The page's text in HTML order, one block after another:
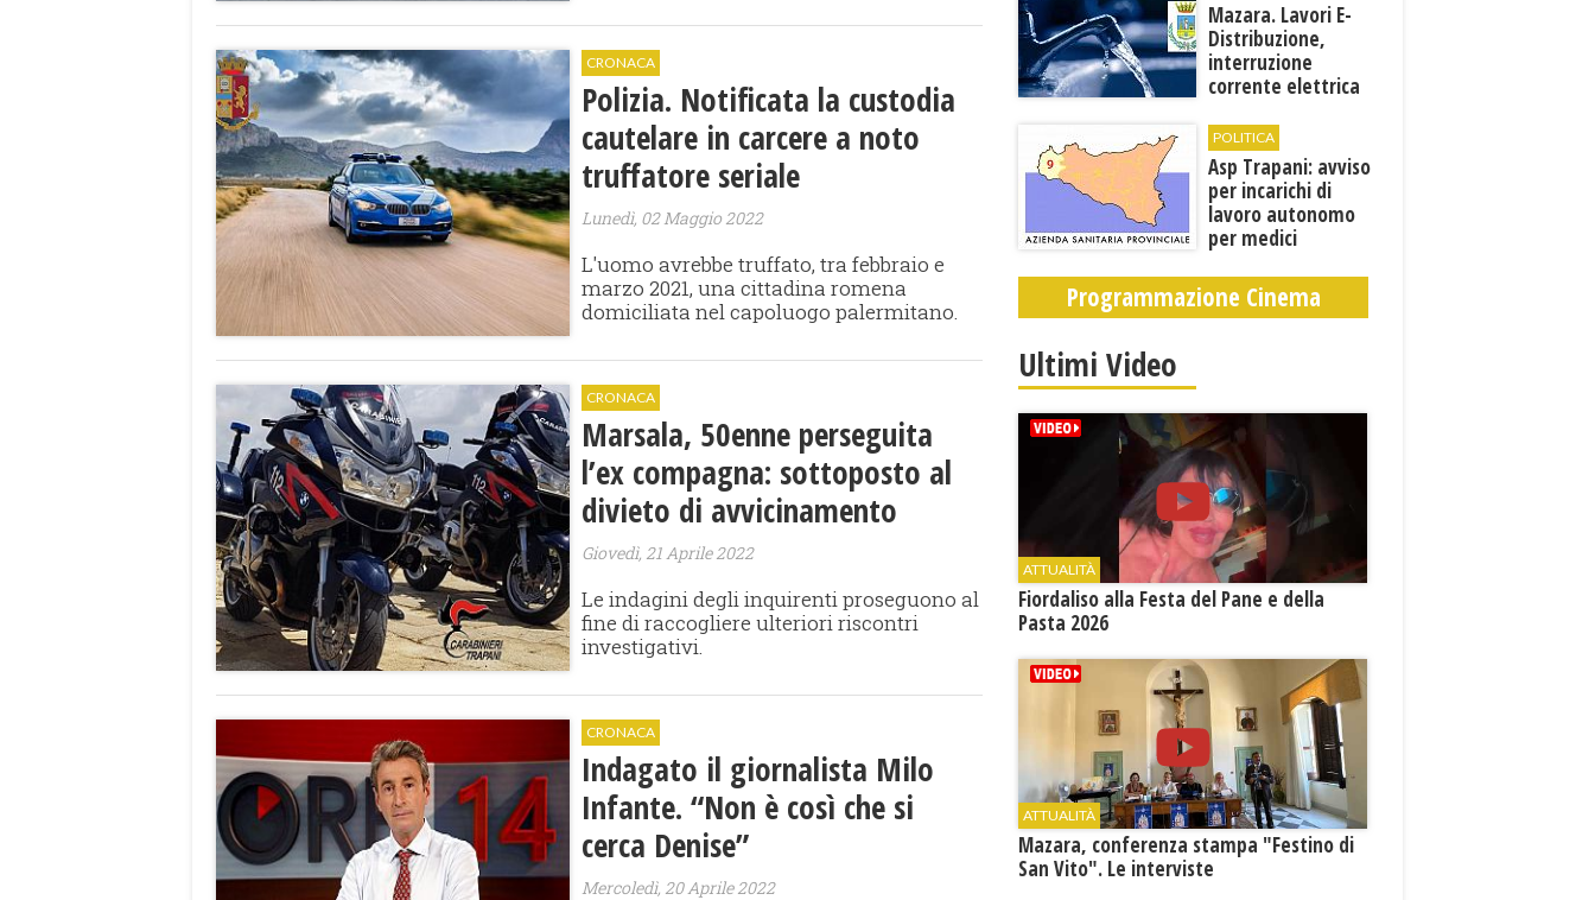
CRONACA
Polizia. Notificata la custodia
cautelare in carcere a noto
truffatore seriale
Lunedì, 02 Maggio 2022
L'uomo avrebbe truffato, tra febbraio e
marzo 2021, una cittadina romena
domiciliata nel capoluogo palermitano.
CRONACA
Marsala, 50enne perseguita
l’ex compagna: sottoposto al
divieto di avvicinamento
Giovedì, 21 Aprile 2022
Le indagini degli inquirenti proseguono al
fine di raccogliere ulteriori riscontri
investigativi.
CRONACA
Indagato il giornalista Milo
Infante. “Non è così che si
cerca Denise”
Mercoledì, 20 Aprile 2022
Mazara. Lavori E-
Distribuzione,
interruzione
corrente elettrica
Miceli
POLITICA
Asp Trapani: avviso
per incarichi di
lavoro autonomo
per medici
discipline
Programmazione Cinema
Ultimi Video
ATTUALITÀ
Fiordaliso alla Festa del Pane e della
Pasta 2026
ATTUALITÀ
Mazara, conferenza stampa "Festino di
San Vito". Le interviste